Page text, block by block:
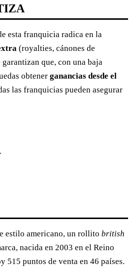
esta franquicia radica en la
(royalties, cánones de
que, con una baja
obtener ganancias desde el
las franquicias pueden asegurar
.
estilo americano, un rollito british
nacida en 2003 en el Reino
515 puntos de venta en 46 países.